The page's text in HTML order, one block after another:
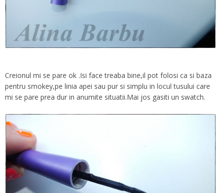
Creionul mi se pare ok .Isi face treaba bine,il pot folosi ca si baza
pentru smokey,pe linia apei sau pur si simplu in locul tusului care
mi se pare prea dur in anumite situatii.Mai jos gasiti un swatch.